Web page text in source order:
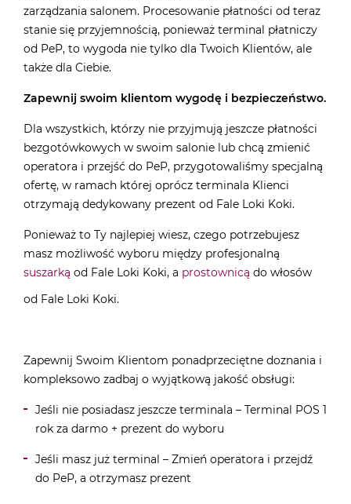
zarządzania salonem. Procesowanie płatności od teraz
stanie się przyjemnością, ponieważ terminal płatniczy
od PeP, to wygoda nie tylko dla Twoich Klientów, ale
także dla Ciebie.
Zapewnij swoim klientom wygodę i bezpieczeństwo.
Dla wszystkich, którzy nie przyjmują jeszcze płatności
bezgotówkowych w swoim salonie lub chcą zmienić
operatora i przejść do PeP, przygotowaliśmy specjalną
ofertę, w ramach której oprócz terminala Klienci
otrzymają dedykowany prezent od Fale Loki Koki.
Ponieważ to Ty najlepiej wiesz, czego potrzebujesz
masz możliwość wyboru między profesjonalną
suszarką od Fale Loki Koki, a prostownicą do włosów
od Fale Loki Koki.
Zapewnij Swoim Klientom ponadprzeciętne doznania i
kompleksowo zadbaj o wyjątkową jakość obsługi:
Jeśli nie posiadasz jeszcze terminala – Terminal POS 1
rok za darmo + prezent do wyboru
Jeśli masz już terminal – Zmień operatora i przejdź
do PeP, a otrzymasz prezent